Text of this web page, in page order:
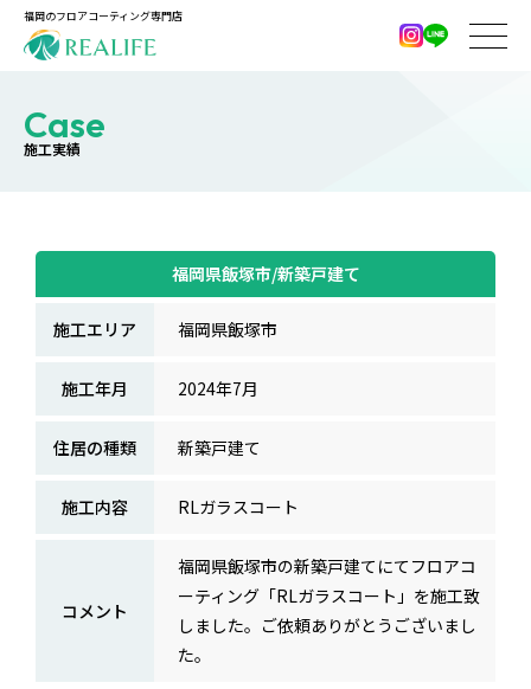
福岡のフロアコーティング専門店
施工実績
Case
福岡県飯塚市/新築戸建て
施工エリア 福岡県飯塚市
施工年月 2024年7月
住居の種類 新築戸建て
施工内容 RLガラスコート
コメント
福岡県飯塚市の新築戸建てにてフロアコ
ーティング「RLガラスコート」を施工致
しました。ご依頼ありがとうございまし
た。